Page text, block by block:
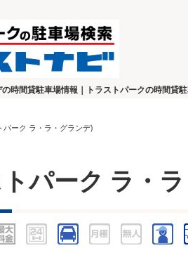
時間貸駐車場情報｜トラストパークの時間貸
パーク ラ・ラ・グランデ)
トパーク ラ・